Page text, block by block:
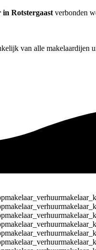
in Rotstergaast verbonden
van alle makelaardijen